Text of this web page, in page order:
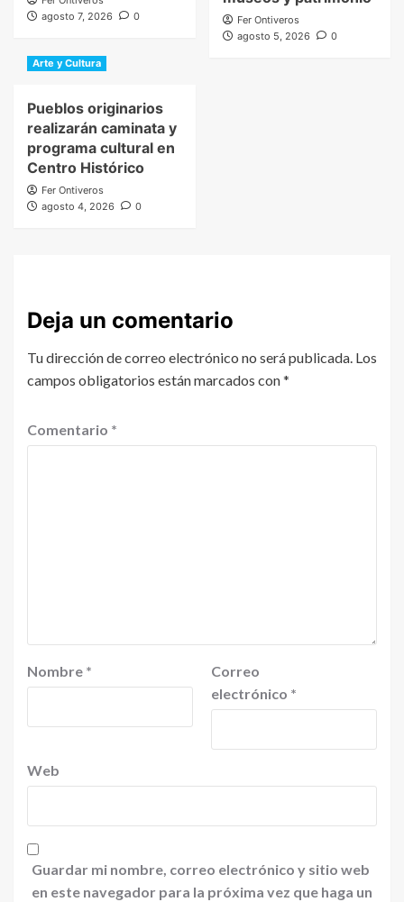
agosto 7, 2026
0
Fer Ontiveros
agosto 5, 2026
0
Arte y Cultura
Pueblos originarios
realizarán caminata y
programa cultural en
Centro Histórico
Fer Ontiveros
agosto 4, 2026
0
Deja un comentario
Tu dirección de correo electrónico no será publicada. Los
campos obligatorios están marcados con*
Comentario *
Nombre *
Correo
electrónico *
Web
Guardar mi nombre, correo electrónico y sitio web
en este navegador para la próxima vez que haga un